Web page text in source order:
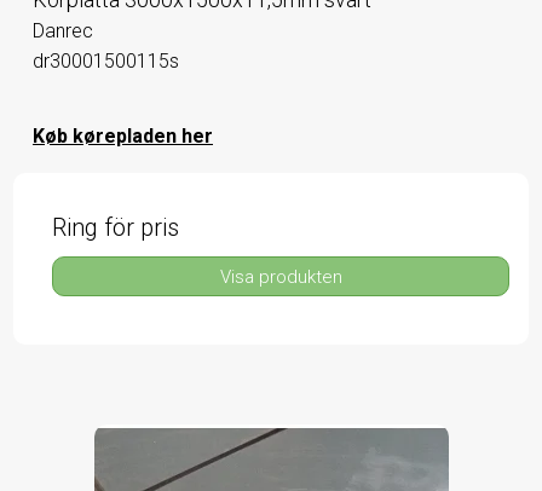
Danrec
dr30001500115s
Køb kørepladen her
Ring för pris
Visa produkten